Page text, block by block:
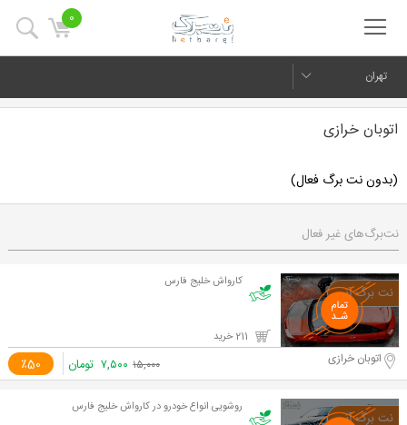
0
تهران
اتوبان خرازی
(بدون نت برگ فعال)
نت‌برگ‌های غیر فعال
کارواش خلیج فارس
٪50 اتوبان خرازی ۱۵,۰۰۰ ۷,۵۰۰ تومان
روشویی انواع خودرو در کارواش خلیج فارس